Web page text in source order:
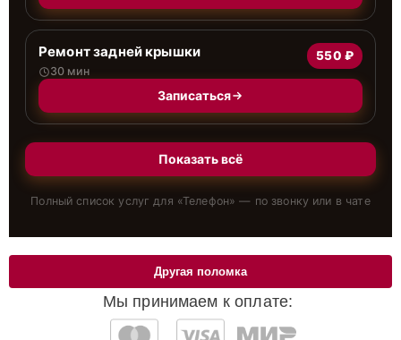
Ремонт задней крышки
30 мин
550 ₽
Записаться
Показать всё
Полный список услуг для «Телефон» — по звонку или в чате
Мы принимаем к оплате:
Другая поломка